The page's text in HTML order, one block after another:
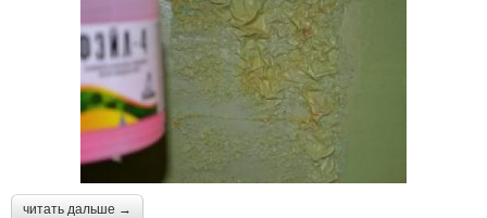
читать дальше →